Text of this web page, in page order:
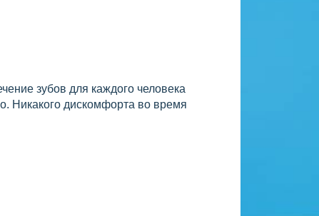
зубов для каждого человека
Никакого дискомфорта во время